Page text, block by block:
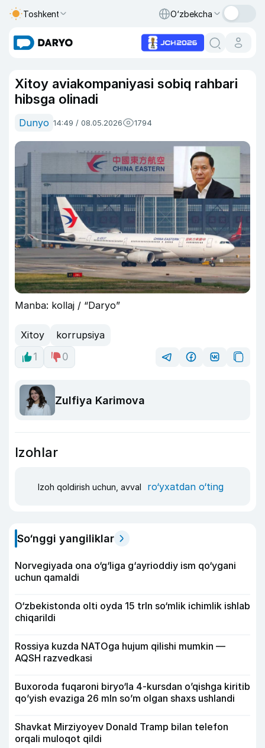
Toshkent O‘zbekcha
Xitoy aviakompaniyasi sobiq rahbari
hibsga olinadi
Dunyo 14:49 / 08.05.2026 1794
Manba: kollaj / “Daryo”
Xitoy
korrupsiya
1
0
Zulfiya Karimova
Izohlar
Izoh qoldirish uchun, avval ro‘yxatdan o‘ting
So‘nggi yangiliklar
Norvegiyada ona o‘g‘liga g‘ayrioddiy ism qo‘ygani
uchun qamaldi
O‘zbekistonda olti oyda 15 trln so‘mlik ichimlik ishlab
chiqarildi
Rossiya kuzda NATOga hujum qilishi mumkin —
AQSH razvedkasi
Buxoroda fuqaroni biryo‘la 4-kursdan o’qishga kiritib
qo’yish evaziga 26 mln so’m olgan shaxs ushlandi
Shavkat Mirziyoyev Donald Tramp bilan telefon
orqali muloqot qildi